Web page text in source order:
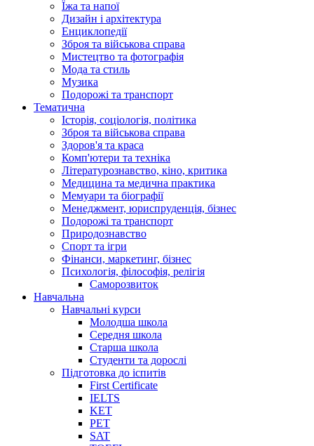
Їжа та напої
Дизайн і архітектура
Енциклопедії
Зброя та військова справа
Мистецтво та фотографія
Мода та стиль
Музика
Подорожі та транспорт
Тематична
Історія, соціологія, політика
Зброя та військова справа
Здоров'я та краса
Комп'ютери та техніка
Літературознавство, кіно, критика
Медицина та медична практика
Мемуари та біографії
Менеджмент, юриспруденція, бізнес
Подорожі та транспорт
Природознавство
Спорт та ігри
Фінанси, маркетинг, бізнес
Психологія, філософія, релігія
Саморозвиток
Навчальна
Навчальні курси
Молодша школа
Середня школа
Старша школа
Студенти та дорослі
Підготовка до іспитів
First Certificate
IELTS
KET
PET
SAT